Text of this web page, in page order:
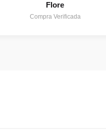
Flore
Compra Verificada